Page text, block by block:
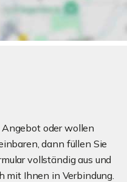
oder wollen
dann füllen Sie
vollständig aus und
mit Ihnen in Verbindung.